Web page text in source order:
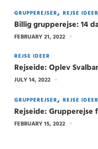
GRUPPEREJSER REJSE IDEER
Billig grupperejse: 14
FEBRUARY 21, 2022
REJSE IDEER
Rejseide: Oplev
JULY 14, 2022
GRUPPEREJSER REJSE IDEER
Rejseide: Grupperejse
FEBRUARY 15, 2022